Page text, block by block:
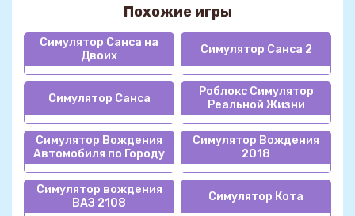
Похожие игры
Симулятор Санса на
Двоих
Симулятор Санса 2
Симулятор Санса
Роблокс Симулятор
Реальной Жизни
Симулятор Вождения
Автомобиля по Городу
Симулятор Вождения
2018
Симулятор вождения
ВАЗ 2108
Симулятор Кота